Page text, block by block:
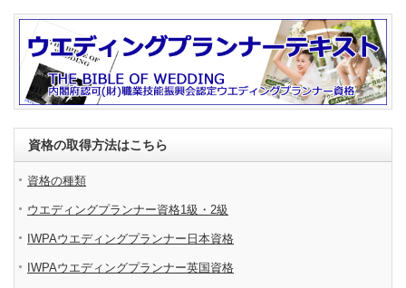
資格の取得方法はこちら
資格の種類
ウエディングプランナー資格1級・2級
IWPAウエディングプランナー日本資格
IWPAウエディングプランナー英国資格